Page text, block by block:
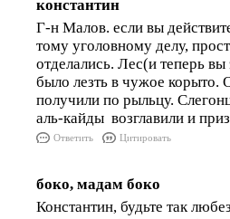
константин
Г-н Малов. если вы
тому уголовному делу,
отделались. Лес(и теперь
было лезть в чужое корыто.
получили по рыльцу.
аль-кайды возглавили и
Ответить Цитировать
боко, мадам боко
Константин, будьте так